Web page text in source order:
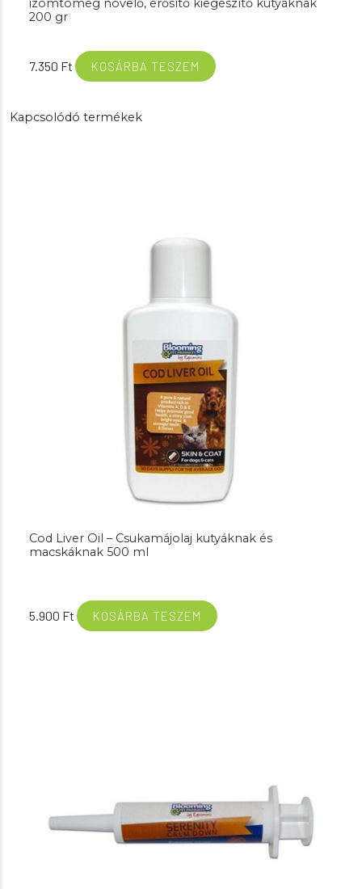
izomtömeg növelő, erősítő kiegészítő kutyáknak
200 gr
7.350 Ft KOSÁRBA TESZEM
Kapcsolódó termékek
Cod Liver Oil – Csukamájolaj kutyáknak és
macskáknak 500 ml
5.900 Ft KOSÁRBA TESZEM